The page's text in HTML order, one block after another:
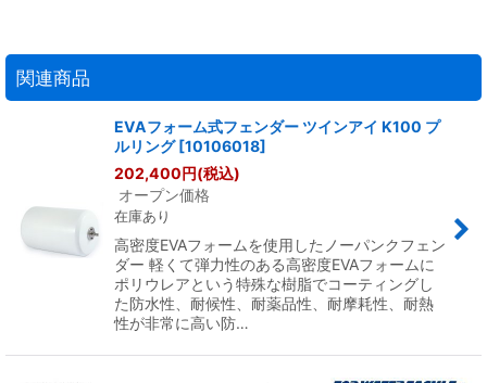
関連商品
EVAフォーム式フェンダー ツインアイ K100 プ
ルリング [10106018]
202,400円(税込)
オープン価格
在庫あり
高密度EVAフォームを使用したノーパンクフェン
ダー 軽くて弾力性のある高密度EVAフォームに
ポリウレアという特殊な樹脂でコーティングし
た防水性、耐候性、耐薬品性、耐摩耗性、耐熱
性が非常に高い防…